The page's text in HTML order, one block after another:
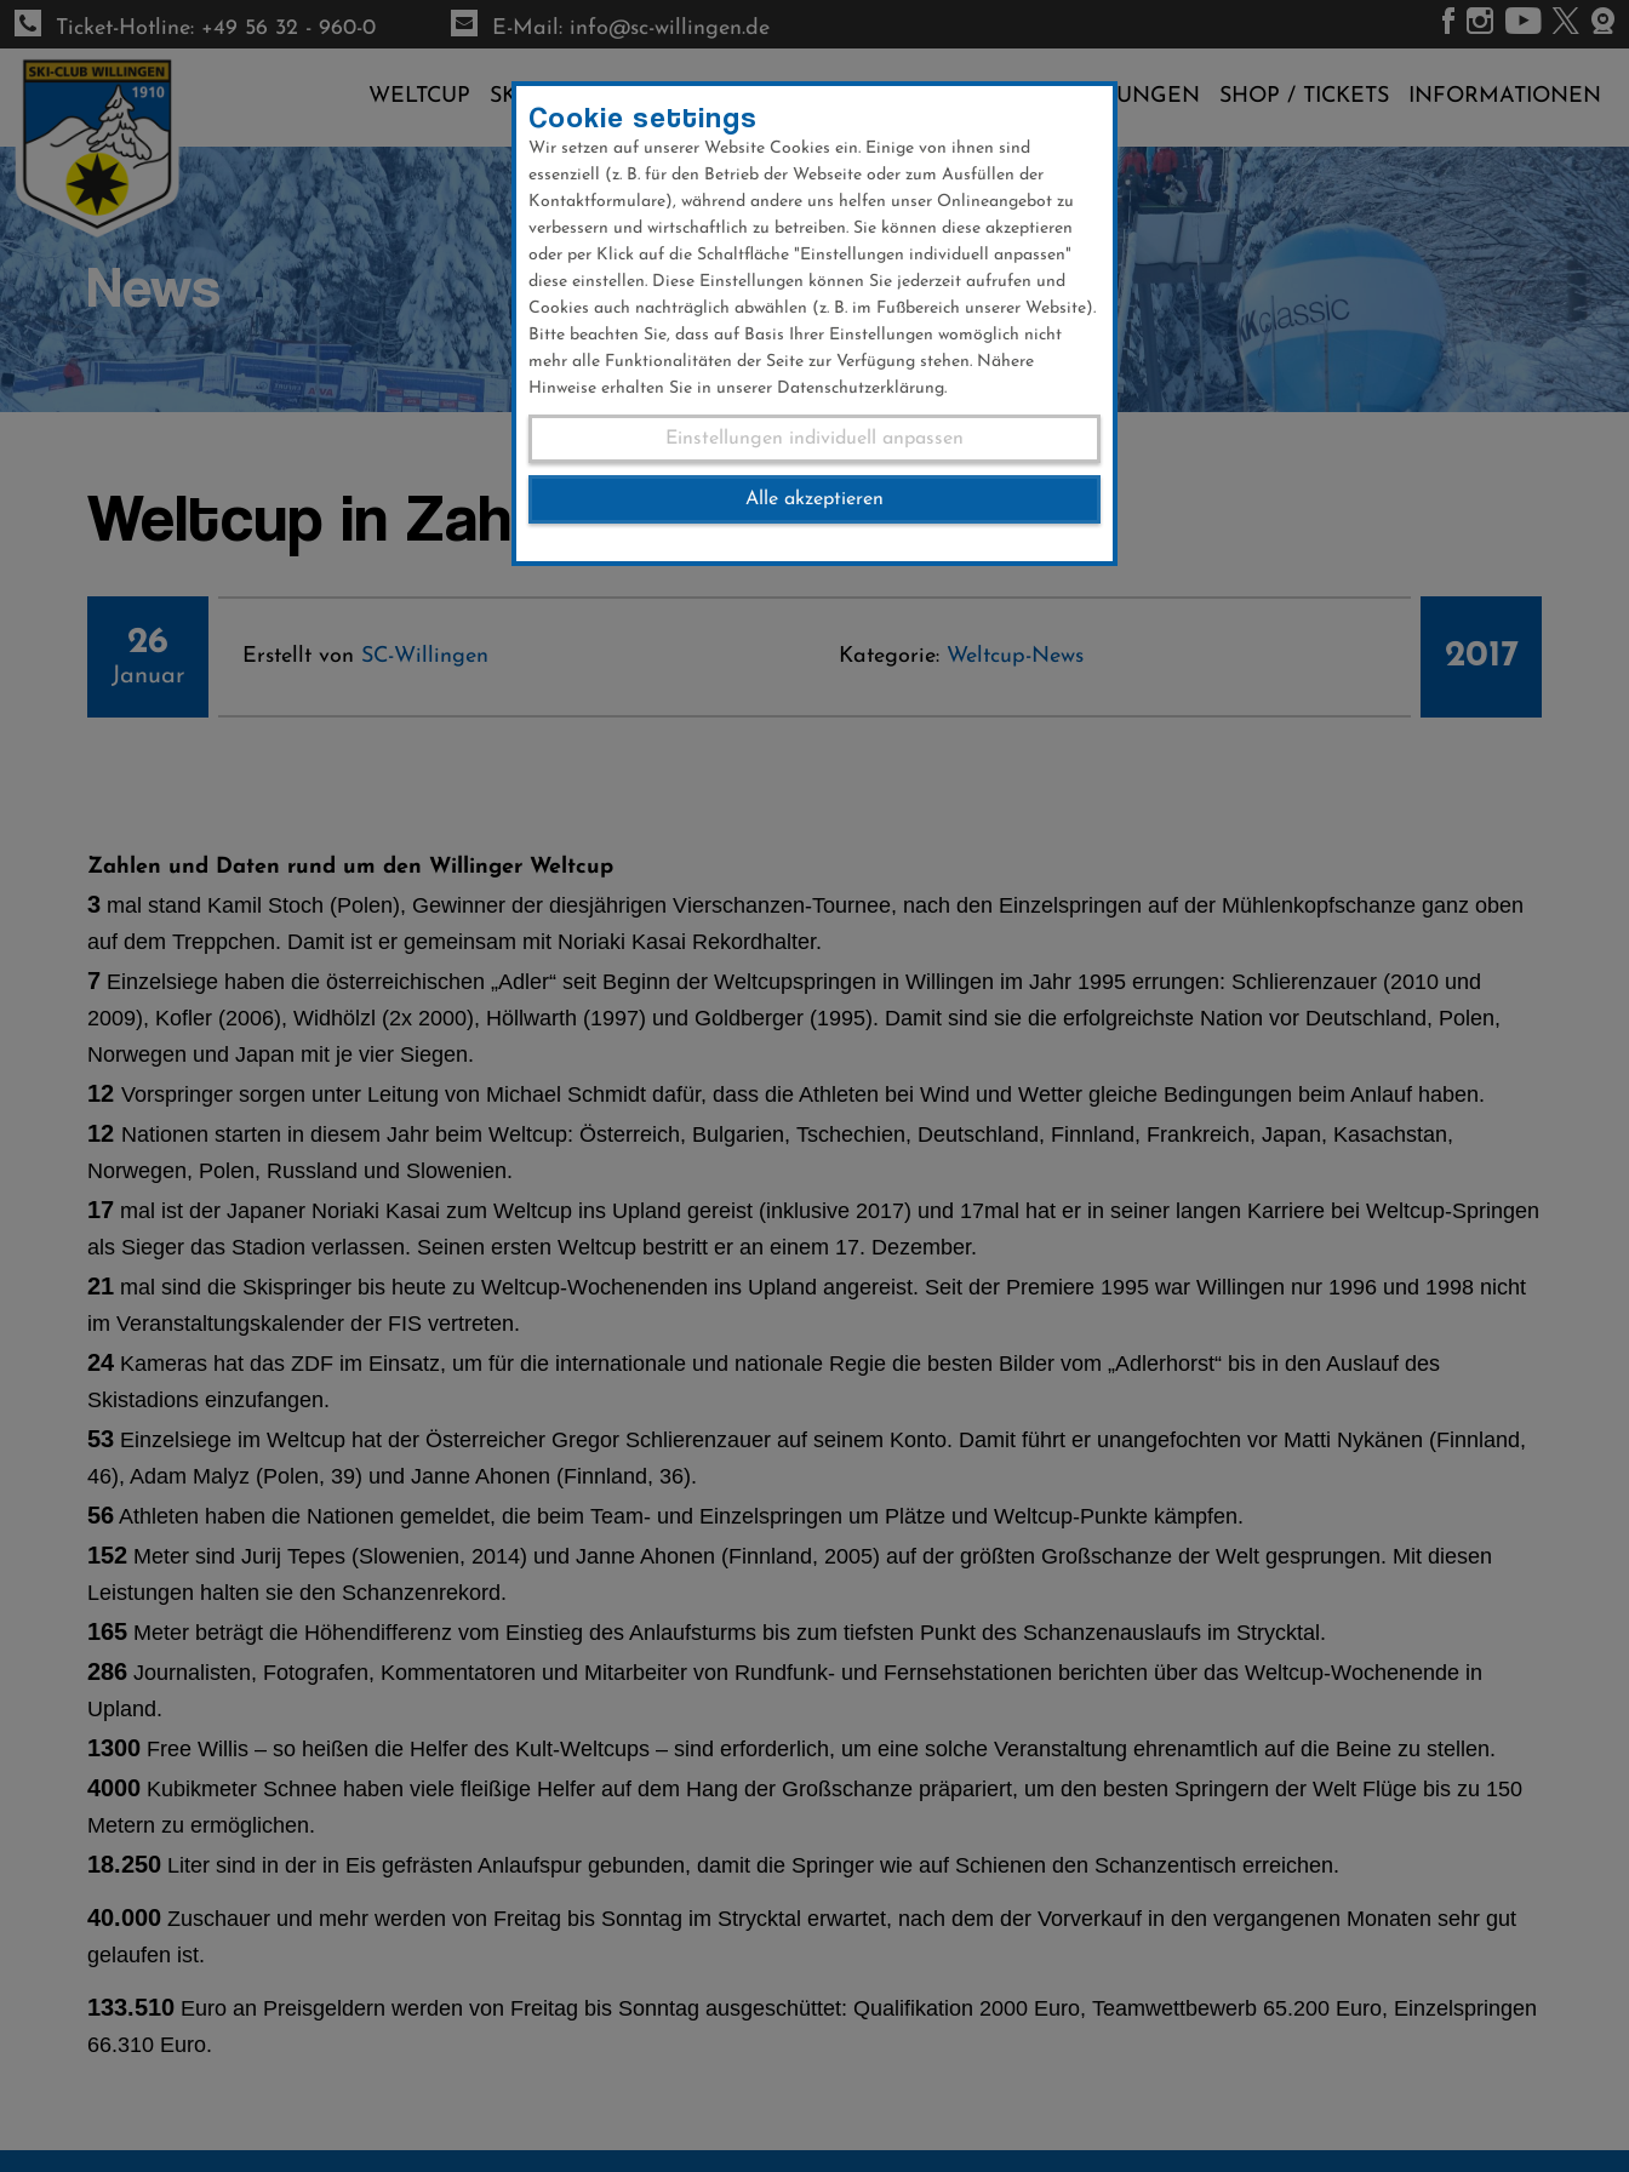
Direkt
zum
Inhalt
Ticket-Hotline: +49 56 32 - 960-0 E-Mail: info@sc-willingen.de
WELTCUP SKI-CLUB VERANSTALTUNGEN SHOP / TICKETS INFORMATIONEN
News
Weltcup in Zahlen
26
Januar
Erstellt von SC-Willingen Kategorie: Weltcup-News 2017
Zahlen und Daten rund um den Willinger Weltcup
3 mal stand Kamil Stoch (Polen), Gewinner der diesjährigen Vierschanzen-Tournee, nach den Einzelspringen auf der Mühlenkopfschanze ganz oben
auf dem Treppchen. Damit ist er gemeinsam mit Noriaki Kasai Rekordhalter.
7 Einzelsiege haben die österreichischen „Adler“ seit Beginn der Weltcupspringen in Willingen im Jahr 1995 errungen: Schlierenzauer (2010 und
2009), Kofler (2006), Widhölzl (2x 2000), Höllwarth (1997) und Goldberger (1995). Damit sind sie die erfolgreichste Nation vor Deutschland, Polen,
Norwegen und Japan mit je vier Siegen.
12 Vorspringer sorgen unter Leitung von Michael Schmidt dafür, dass die Athleten bei Wind und Wetter gleiche Bedingungen beim Anlauf haben.
12 Nationen starten in diesem Jahr beim Weltcup: Österreich, Bulgarien, Tschechien, Deutschland, Finnland, Frankreich, Japan, Kasachstan,
Norwegen, Polen, Russland und Slowenien.
17 mal ist der Japaner Noriaki Kasai zum Weltcup ins Upland gereist (inklusive 2017) und 17mal hat er in seiner langen Karriere bei Weltcup-Springen
als Sieger das Stadion verlassen. Seinen ersten Weltcup bestritt er an einem 17. Dezember.
21 mal sind die Skispringer bis heute zu Weltcup-Wochenenden ins Upland angereist. Seit der Premiere 1995 war Willingen nur 1996 und 1998 nicht
im Veranstaltungskalender der FIS vertreten.
24 Kameras hat das ZDF im Einsatz, um für die internationale und nationale Regie die besten Bilder vom „Adlerhorst“ bis in den Auslauf des
Skistadions einzufangen.
53 Einzelsiege im Weltcup hat der Österreicher Gregor Schlierenzauer auf seinem Konto. Damit führt er unangefochten vor Matti Nykänen (Finnland,
46), Adam Malyz (Polen, 39) und Janne Ahonen (Finnland, 36).
56 Athleten haben die Nationen gemeldet, die beim Team- und Einzelspringen um Plätze und Weltcup-Punkte kämpfen.
152 Meter sind Jurij Tepes (Slowenien, 2014) und Janne Ahonen (Finnland, 2005) auf der größten Großschanze der Welt gesprungen. Mit diesen
Leistungen halten sie den Schanzenrekord.
165 Meter beträgt die Höhendifferenz vom Einstieg des Anlaufsturms bis zum tiefsten Punkt des Schanzenauslaufs im Strycktal.
286 Journalisten, Fotografen, Kommentatoren und Mitarbeiter von Rundfunk- und Fernsehstationen berichten über das Weltcup-Wochenende in
Upland.
1300 Free Willis – so heißen die Helfer des Kult-Weltcups – sind erforderlich, um eine solche Veranstaltung ehrenamtlich auf die Beine zu stellen.
4000 Kubikmeter Schnee haben viele fleißige Helfer auf dem Hang der Großschanze präpariert, um den besten Springern der Welt Flüge bis zu 150
Metern zu ermöglichen.
18.250 Liter sind in der in Eis gefrästen Anlaufspur gebunden, damit die Springer wie auf Schienen den Schanzentisch erreichen.
40.000 Zuschauer und mehr werden von Freitag bis Sonntag im Strycktal erwartet, nach dem der Vorverkauf in den vergangenen Monaten sehr gut
gelaufen ist.
133.510 Euro an Preisgeldern werden von Freitag bis Sonntag ausgeschüttet: Qualifikation 2000 Euro, Teamwettbewerb 65.200 Euro, Einzelspringen
66.310 Euro.
Cookie settings
Wir setzen auf unserer Website Cookies ein. Einige von ihnen sind
essenziell (z. B. für den Betrieb der Webseite oder zum Ausfüllen der
Kontaktformulare), während andere uns helfen unser Onlineangebot zu
verbessern und wirtschaftlich zu betreiben. Sie können diese akzeptieren
oder per Klick auf die Schaltfläche "Einstellungen individuell anpassen"
diese einstellen. Diese Einstellungen können Sie jederzeit aufrufen und
Cookies auch nachträglich abwählen (z. B. im Fußbereich unserer Website).
Bitte beachten Sie, dass auf Basis Ihrer Einstellungen womöglich nicht
mehr alle Funktionalitäten der Seite zur Verfügung stehen. Nähere
Hinweise erhalten Sie in unserer Datenschutzerklärung.
Einstellungen individuell anpassen
Alle akzeptieren